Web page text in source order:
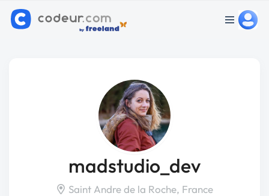
madstudio_dev
Saint Andre de la Roche, France